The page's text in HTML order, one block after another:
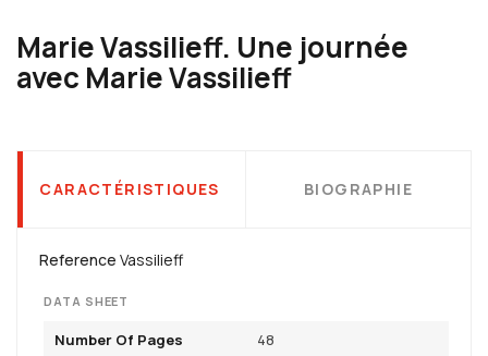
Marie Vassilieff. Une journée
avec Marie Vassilieff
CARACTÉRISTIQUES BIOGRAPHIE
Reference Vassilieff
DATA SHEET
Number Of Pages 48